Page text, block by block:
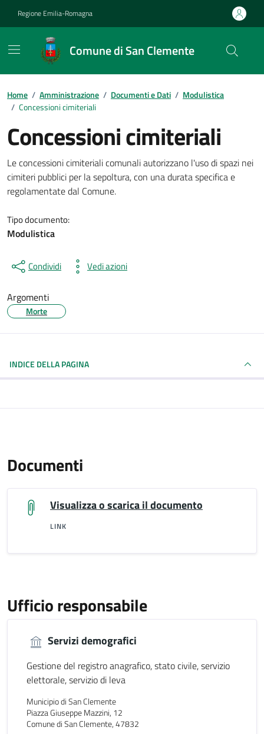
Regione Emilia-Romagna
Comune di San Clemente
Contenuti in evidenza
Home / Amministrazione / Documenti e Dati / Modulistica
/ Concessioni cimiteriali
Concessioni cimiteriali
Dettagli del documento
Le concessioni cimiteriali comunali autorizzano l'uso di spazi nei
cimiteri pubblici per la sepoltura, con una durata specifica e
regolamentate dal Comune.
Tipo documento:
Modulistica
Condividi Vedi azioni
Argomenti
Morte
INDICE DELLA PAGINA
Documenti
Visualizza o scarica il documento
LINK
Ufficio responsabile
Servizi demografici
Gestione del registro anagrafico, stato civile, servizio
elettorale, servizio di leva
Municipio di San Clemente
Piazza Giuseppe Mazzini, 12
Comune di San Clemente, 47832